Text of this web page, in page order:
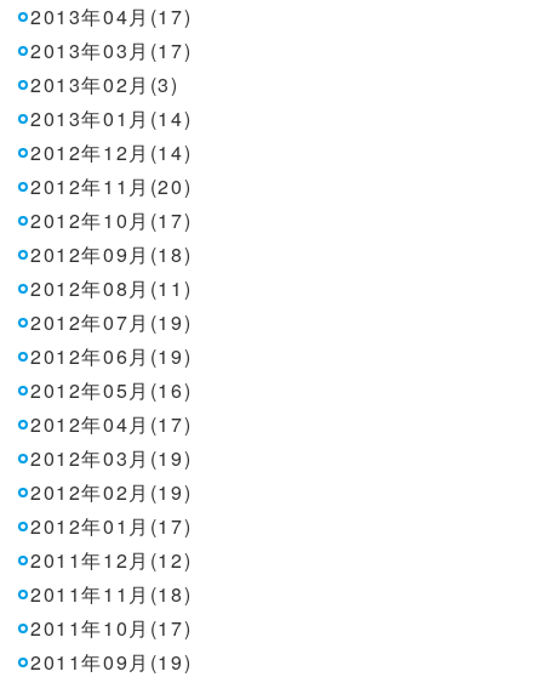
2013年04月(17)
2013年03月(17)
2013年02月(3)
2013年01月(14)
2012年12月(14)
2012年11月(20)
2012年10月(17)
2012年09月(18)
2012年08月(11)
2012年07月(19)
2012年06月(19)
2012年05月(16)
2012年04月(17)
2012年03月(19)
2012年02月(19)
2012年01月(17)
2011年12月(12)
2011年11月(18)
2011年10月(17)
2011年09月(19)